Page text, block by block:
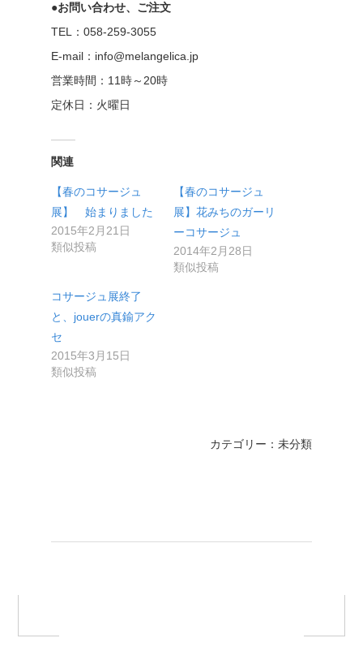
●お問い合わせ、ご注文
TEL：058-259-3055
E-mail：info@melangelica.jp
営業時間：11時～20時
定休日：火曜日
関連
【春のコサージュ
展】 始まりました
2015年2月21日
類似投稿
【春のコサージュ
展】花みちのガーリ
ーコサージュ
2014年2月28日
類似投稿
コサージュ展終了
と、jouerの真鍮アク
セ
2015年3月15日
類似投稿
カテゴリー：未分類